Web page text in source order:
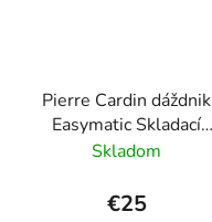
Pierre Cardin dáždnik
Easymatic Skladací
automatický Čierny
rukoväť
Skladom
€25